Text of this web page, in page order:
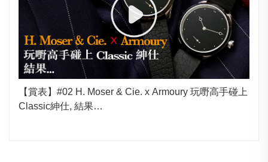
【賞表】#02 H. Moser & Cie. x Armoury 玩嘢高手碰上
Classic紳仕, 結果…